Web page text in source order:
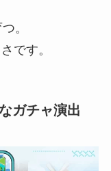
。
です。
ガチャ演出